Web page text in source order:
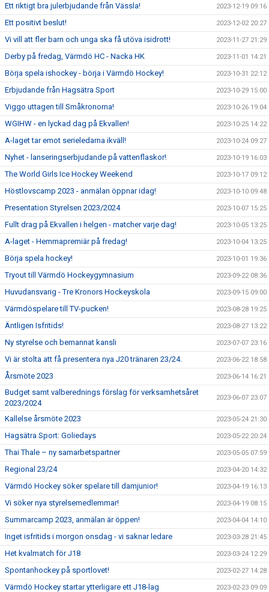
Ett riktigt bra julerbjudande från Vässla! 2023-12-19 09:16
Ett positivt beslut! 2023-12-02 20:27
Vi vill att fler barn och unga ska få utöva isidrott! 2023-11-27 21:29
Derby på fredag, Värmdö HC - Nacka HK 2023-11-01 14:21
Börja spela ishockey - börja i Värmdö Hockey! 2023-10-31 22:12
Erbjudande från Hagsätra Sport 2023-10-29 15:00
Viggo uttagen till Småkronorna! 2023-10-26 19:04
WGIHW - en lyckad dag på Ekvallen! 2023-10-25 14:22
A-laget tar emot serieledarna ikväll! 2023-10-24 09:27
Nyhet - lanseringserbjudande på vattenflaskor! 2023-10-19 16:03
The World Girls Ice Hockey Weekend 2023-10-17 09:12
Höstlovscamp 2023 - anmälan öppnar idag! 2023-10-10 09:48
Presentation Styrelsen 2023/2024 2023-10-07 15:25
Fullt drag på Ekvallen i helgen - matcher varje dag! 2023-10-05 13:25
A-laget - Hemmapremiär på fredag! 2023-10-04 13:25
Börja spela hockey! 2023-10-01 19:36
Tryout till Värmdö Hockeygymnasium 2023-09-22 08:36
Huvudansvarig - Tre Kronors Hockeyskola 2023-09-15 09:00
Värmdöspelare till TV-pucken! 2023-08-28 19:25
Äntligen Isfritids! 2023-08-27 13:22
Ny styrelse och bemannat kansli 2023-07-07 23:16
Vi är stolta att få presentera nya J20 tränaren 23/24. 2023-06-22 18:58
Årsmöte 2023 2023-06-14 16:21
Budget samt valberednings förslag för verksamhetsåret
2023/2024
2023-06-07 23:07
Kallelse årsmöte 2023 2023-05-24 21:30
Hagsätra Sport: Goliedays 2023-05-22 20:24
Thai Thale – ny samarbetspartner 2023-05-05 07:59
Regional 23/24 2023-04-20 14:32
Värmdö Hockey söker spelare till damjunior! 2023-04-19 16:13
Vi söker nya styrelsemedlemmar! 2023-04-19 08:15
Summarcamp 2023, anmälan är öppen! 2023-04-04 14:10
Inget isfritids i morgon onsdag - vi saknar ledare 2023-03-28 21:45
Het kvalmatch för J18 2023-03-24 12:29
Spontanhockey på sportlovet! 2023-02-27 14:28
Värmdö Hockey startar ytterligare ett J18-lag 2023-02-23 09:09